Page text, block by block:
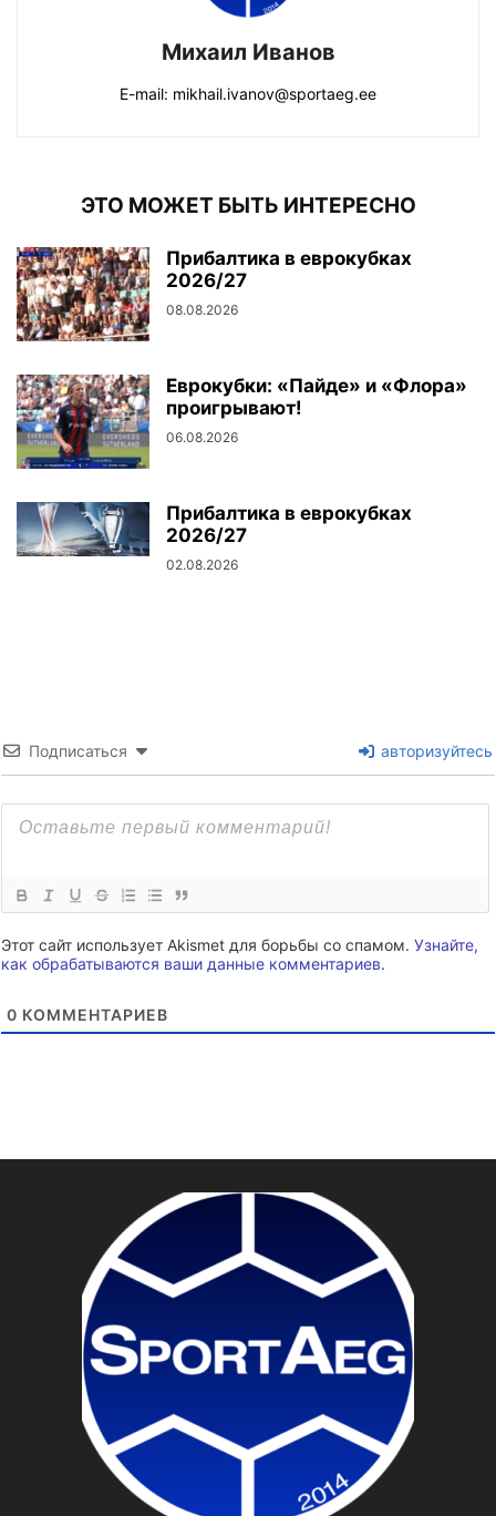
Михаил Иванов
E-mail: mikhail.ivanov@sportaeg.ee
ЭТО МОЖЕТ БЫТЬ ИНТЕРЕСНО
Прибалтика в еврокубках
2026/27
08.08.2026
Еврокубки: «Пайде» и «Флора»
проигрывают!
06.08.2026
Прибалтика в еврокубках
2026/27
02.08.2026
Подписаться авторизуйтесь
Этот сайт использует Akismet для борьбы со спамом. Узнайте,
как обрабатываются ваши данные комментариев.
0 КОММЕНТАРИЕВ